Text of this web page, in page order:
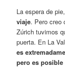
La espera de
viaje. Pero creo
Zúrich tuvimos
puerta. En La
es
pero es